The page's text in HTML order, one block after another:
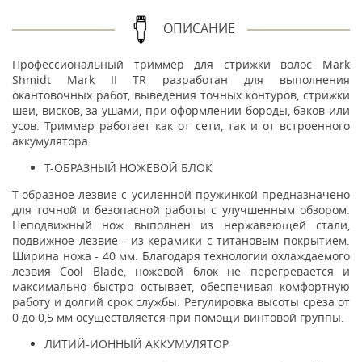
ОПИСАНИЕ
Профессиональный триммер для стрижки волос Mark
Shmidt Mark II TR разработан для выполнения
окантовочных работ, выведения точных контуров, стрижки
шеи, висков, за ушами, при оформлении бороды, баков или
усов. Триммер работает как от сети, так и от встроенного
аккумулятора.
Т-ОБРАЗНЫЙ НОЖЕВОЙ БЛОК
Т-образное лезвие с усиленной пружинкой предназначено
для точной и безопасной работы с улучшенным обзором.
Неподвижный нож выполнен из нержавеющей стали,
подвижное лезвие - из керамики с титановым покрытием.
Ширина ножа - 40 мм. Благодаря технологии охлаждаемого
лезвия Cool Blade, ножевой блок не перегревается и
максимально быстро остывает, обеспечивая комфортную
работу и долгий срок службы. Регулировка высоты среза от
0 до 0,5 мм осуществляется при помощи винтовой группы.
ЛИТИЙ-ИОННЫЙ АККУМУЛЯТОР